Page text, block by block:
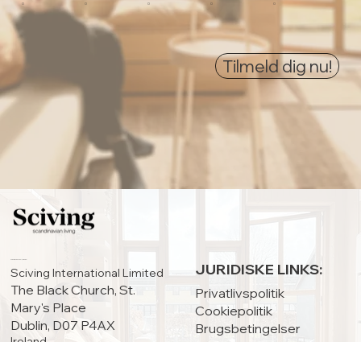
0
0
0
0
0
Tilmeld dig nu!
HOVEDKONTOR:
Sciving International Limited
The Black Church, St.
Mary's Place
Dublin, D07 P4AX
JURIDISKE LINKS:
Privatlivspolitik
Cookiepolitik
Brugsbetingelser